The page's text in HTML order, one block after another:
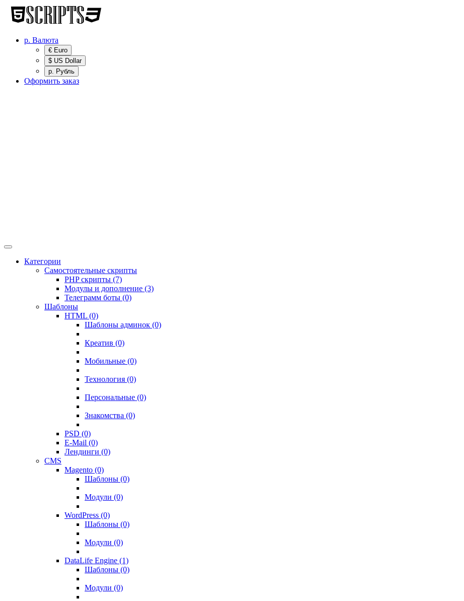
р. Валюта
€ Euro
$ US Dollar
р. Рубль
Оформить заказ
Категории
Самостоятельные скрипты
PHP скрипты (7)
Модулы и дополнение (3)
Телеграмм боты (0)
Шаблоны
HTML (0)
Шаблоны админок (0)
Креатив (0)
Мобильные (0)
Технология (0)
Персональные (0)
Знакомства (0)
PSD (0)
E-Mail (0)
Лендинги (0)
CMS
Magento (0)
Шаблоны (0)
Модули (0)
WordPress (0)
Шаблоны (0)
Модули (0)
DataLife Engine (1)
Шаблоны (0)
Модули (0)